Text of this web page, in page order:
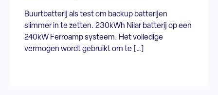
Buurtbatterij als test om backup batterijen
slimmer in te zetten. 230kWh Nilar batterij op een
240kW Ferroamp systeem. Het volledige
vermogen wordt gebruikt om te […]